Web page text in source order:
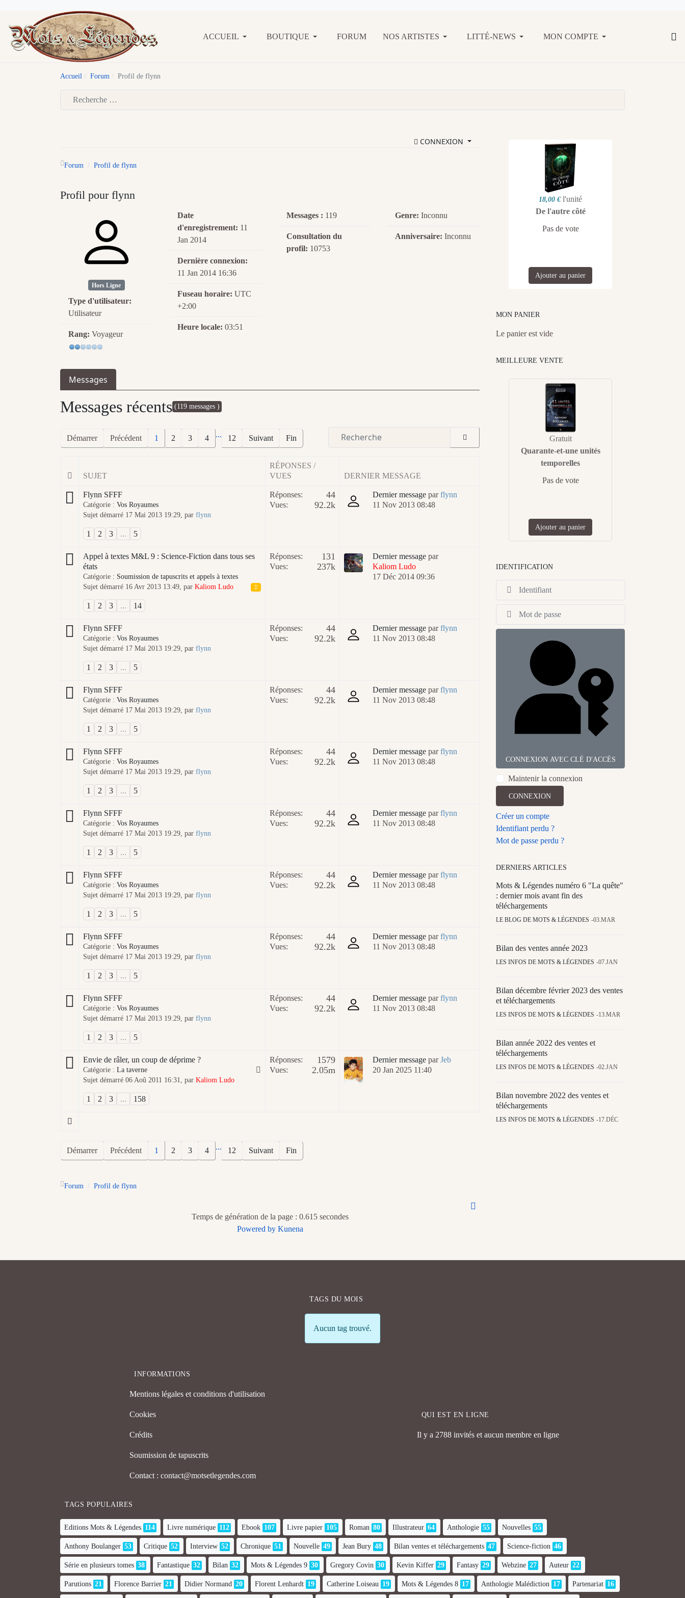
ACCUEIL BOUTIQUE FORUM NOS ARTISTES LITTÉ-NEWS MON COMPTE
Accueil Forum Profil de flynn
CONNEXION
Forum Profil de flynn
Profil pour flynn
Hors Ligne
Type d'utilisateur:
Utilisateur
Rang: Voyageur
Date
d'enregistrement: 11
Jan 2014
Dernière connexion:
11 Jan 2014 16:36
Fuseau horaire: UTC
+2:00
Heure locale: 03:51
Messages : 119
Consultation du
profil: 10753
Genre: Inconnu
Anniversaire: Inconnu
Messages
Messages récents (119 messages )
Démarrer Précédent 1 2 3 4 ... 12 Suivant Fin
SUJET
RÉPONSES /
VUES
DERNIER MESSAGE
Flynn SFFF
Catégorie : Vos Royaumes
Sujet démarré 17 Mai 2013 19:29, par flynn
1 2 3 ... 5
Réponses: 44
Vues: 92.2k
Dernier message parflynn
11 Nov 2013 08:48
Appel à textes M&L 9 : Science-Fiction dans tous ses
états
Catégorie : Soumission de tapuscrits et appels à textes
Sujet démarré 16 Avr 2013 13:49, par Kaliom Ludo
1 2 3 ... 14
Réponses: 131
Vues: 237k
Dernier message par
Kaliom Ludo
17 Déc 2014 09:36
Flynn SFFF
Catégorie : Vos Royaumes
Sujet démarré 17 Mai 2013 19:29, par flynn
1 2 3 ... 5
Réponses: 44
Vues: 92.2k
Dernier message parflynn
11 Nov 2013 08:48
Flynn SFFF
Catégorie : Vos Royaumes
Sujet démarré 17 Mai 2013 19:29, par flynn
1 2 3 ... 5
Réponses: 44
Vues: 92.2k
Dernier message parflynn
11 Nov 2013 08:48
Flynn SFFF
Catégorie : Vos Royaumes
Sujet démarré 17 Mai 2013 19:29, par flynn
1 2 3 ... 5
Réponses: 44
Vues: 92.2k
Dernier message parflynn
11 Nov 2013 08:48
Flynn SFFF
Catégorie : Vos Royaumes
Sujet démarré 17 Mai 2013 19:29, par flynn
1 2 3 ... 5
Réponses: 44
Vues: 92.2k
Dernier message parflynn
11 Nov 2013 08:48
Flynn SFFF
Catégorie : Vos Royaumes
Sujet démarré 17 Mai 2013 19:29, par flynn
1 2 3 ... 5
Réponses: 44
Vues: 92.2k
Dernier message parflynn
11 Nov 2013 08:48
Flynn SFFF
Catégorie : Vos Royaumes
Sujet démarré 17 Mai 2013 19:29, par flynn
1 2 3 ... 5
Réponses: 44
Vues: 92.2k
Dernier message parflynn
11 Nov 2013 08:48
Flynn SFFF
Catégorie : Vos Royaumes
Sujet démarré 17 Mai 2013 19:29, par flynn
1 2 3 ... 5
Réponses: 44
Vues: 92.2k
Dernier message parflynn
11 Nov 2013 08:48
Envie de râler, un coup de déprime ?
Catégorie : La taverne
Sujet démarré 06 Aoû 2011 16:31, par Kaliom Ludo
1 2 3 ... 158
Réponses: 1579
Vues: 2.05m
Dernier message parJeb
20 Jan 2025 11:40
Démarrer Précédent 1 2 3 4 ... 12 Suivant Fin
Forum Profil de flynn
Temps de génération de la page : 0.615 secondes
Powered by Kunena
18,00 € l'unité
De l'autre côté
Pas de vote
Ajouter au panier
MON PANIER
Le panier est vide
MEILLEURE VENTE
Gratuit
Quarante-et-une unités
temporelles
Pas de vote
Ajouter au panier
IDENTIFICATION
CONNEXION AVEC CLÉ D'ACCÈS
Maintenir la connexion
CONNEXION
Créer un compte
Identifiant perdu ?
Mot de passe perdu ?
DERNIERS ARTICLES
Mots & Légendes numéro 6 "La quête"
: dernier mois avant fin des
téléchargements
LE BLOG DE MOTS & LÉGENDES 03.MAR
Bilan des ventes année 2023
LES INFOS DE MOTS & LÉGENDES 07.JAN
Bilan décembre février 2023 des ventes
et téléchargements
LES INFOS DE MOTS & LÉGENDES 13.MAR
Bilan année 2022 des ventes et
téléchargements
LES INFOS DE MOTS & LÉGENDES 02.JAN
Bilan novembre 2022 des ventes et
téléchargements
LES INFOS DE MOTS & LÉGENDES 17.DÉC
TAGS DU MOIS
Info
Aucun tag trouvé.
INFORMATIONS
Mentions légales et conditions d'utilisation
Cookies
Crédits
Soumission de tapuscrits
Contact : contact@motsetlegendes.com
QUI EST EN LIGNE
Il y a 2788 invités et aucun membre en ligne
TAGS POPULAIRES
Editions Mots & Légendes 114 Livre numérique 112 Ebook 107 Livre papier 105 Roman 80 Illustrateur 64 Anthologie 55 Nouvelles 55
Anthony Boulanger 53 Critique 52 Interview 52 Chronique 51 Nouvelle 49 Jean Bury 48 Bilan ventes et téléchargements 47 Science-fiction 46
Série en plusieurs tomes 38 Fantastique 32 Bilan 32 Mots & Légendes 9 30 Gregory Covin 30 Kevin Kiffer 29 Fantasy 29 Webzine 27 Auteur 22
Parutions 21 Florence Barrier 21 Didier Normand 20 Florent Lenhardt 19 Catherine Loiseau 19 Mots & Légendes 8 17 Anthologie Malédiction 17 Partenariat 16